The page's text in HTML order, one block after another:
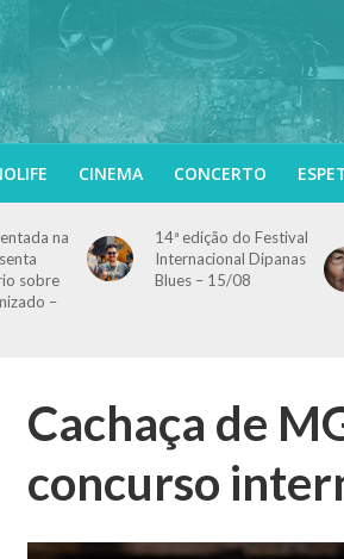
CINEMA CONCERTO
na
sobre
–
14ª edição do Festival
Internacional Dipanas
Blues – 15/08
Cachaça de
concurso